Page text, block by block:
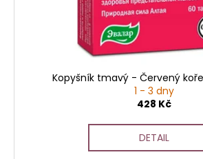
Kopyšník tmavý - Červený
1 - 3 dny
428 Kč
DETAIL